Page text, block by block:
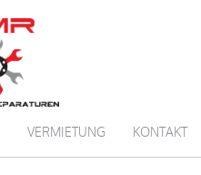
VERMIETUNG KONTAKT